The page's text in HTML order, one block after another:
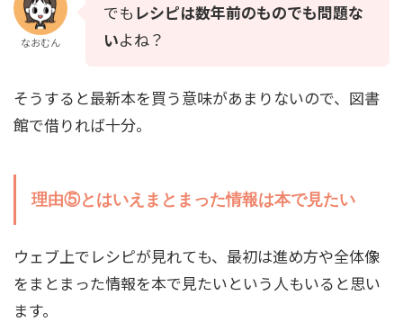
なおむん
でもレシピは数年前のものでも問題な
いよね？
そうすると最新本を買う意味があまりないので、図書
館で借りれば十分。
理由⑤とはいえまとまった情報は本で見たい
ウェブ上でレシピが見れても、最初は進め方や全体像
をまとまった情報を本で見たいという人もいると思い
ます。